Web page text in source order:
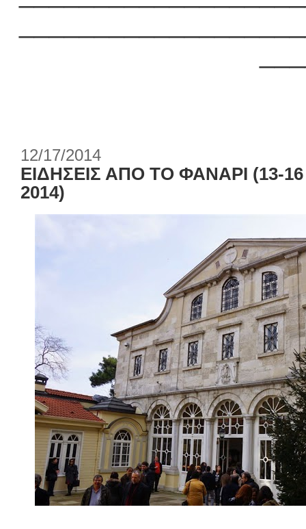
12/17/2014
ΕΙΔΗΣΕΙΣ ΑΠΟ ΤΟ ΦΑΝΑΡΙ (13-16
2014)